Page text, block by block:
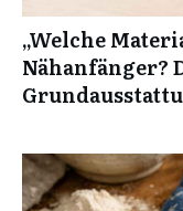
„Welche
Nähanfänger?